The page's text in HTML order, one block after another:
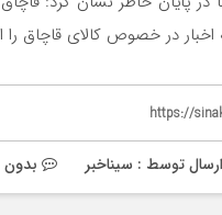
کالای قاچاق را از طریق شماره
https://
ارسال توسط : سیناخبر بدون